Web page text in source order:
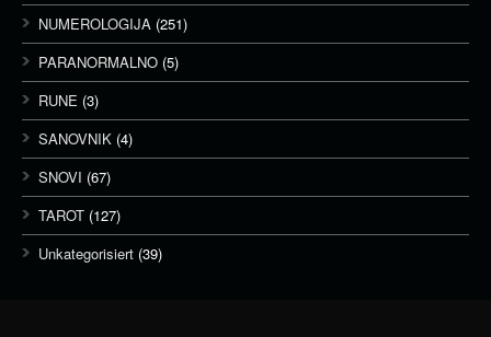
NUMEROLOGIJA (251)
PARANORMALNO (5)
RUNE (3)
SANOVNIK (4)
SNOVI (67)
TAROT (127)
Unkategorisiert (39)